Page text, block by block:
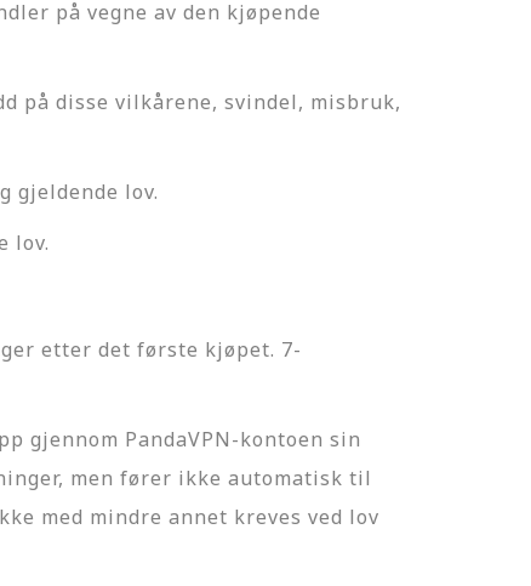
på vegne av den kjøpende
på disse vilkårene, svindel, misbruk,
gjeldende lov.
lov.
etter det første kjøpet. 7-
gjennom PandaVPN-kontoen sin
men fører ikke automatisk til
med mindre annet kreves ved lov